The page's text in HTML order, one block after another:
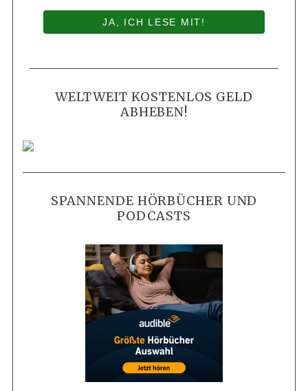
JA, ICH LESE MIT!
WELTWEIT KOSTENLOS GELD
ABHEBEN!
SPANNENDE HÖRBÜCHER UND
PODCASTS